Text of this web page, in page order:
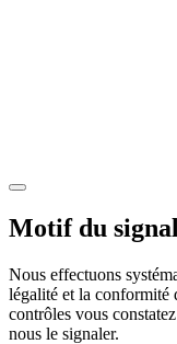
Motif du
Nous effectuons
légalité et la conformité
contrôles vous
nous le signaler.